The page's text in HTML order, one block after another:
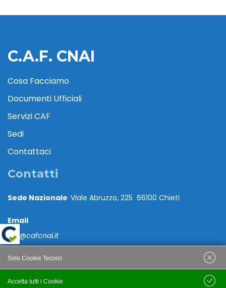
C.A.F. CNAI
Cosa Facciamo
Documenti Ufficiali
Servizi CAF
Sedi
Contattaci
Contatti
Sede Nazionale Viale Abruzzo, 225 66100 Chieti
Email
caf@cafcnai.it
Posta Certificata
Accetta tutti i Cookie
Solo Cookie Tecnici
Salva